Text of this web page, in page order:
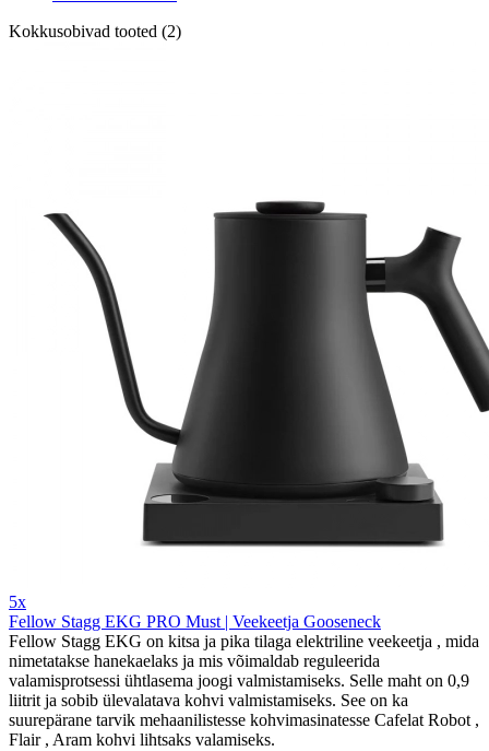
Kokkusobivad tooted (2)
5x
Fellow Stagg EKG PRO Must | Veekeetja Gooseneck
Fellow Stagg EKG on kitsa ja pika tilaga elektriline veekeetja , mida
nimetatakse hanekaelaks ja mis võimaldab reguleerida
valamisprotsessi ühtlasema joogi valmistamiseks. Selle maht on 0,9
liitrit ja sobib ülevalatava kohvi valmistamiseks. See on ka
suurepärane tarvik mehaanilistesse kohvimasinatesse Cafelat Robot ,
Flair , Aram kohvi lihtsaks valamiseks.